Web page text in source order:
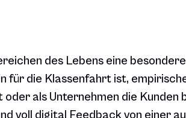
des Lebens eine
für die Klassenfahrt ist,
als Unternehmen die Kunden
voll digital Feedback von einer